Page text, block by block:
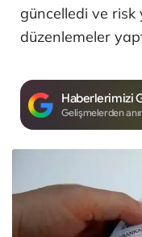
güncelledi ve risk
düzenlemeler
Haberlerimizi
Gelişmelerden